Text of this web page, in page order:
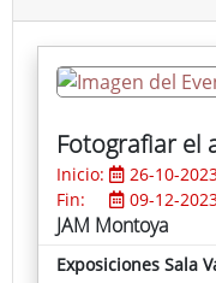
Fotografiar el
Inicio:
26-10-
Fin:
09-12-
JAM Montoya
Exposiciones Sala